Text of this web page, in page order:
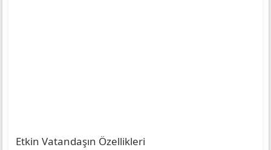
Etkin Vatandaşın Özellikleri